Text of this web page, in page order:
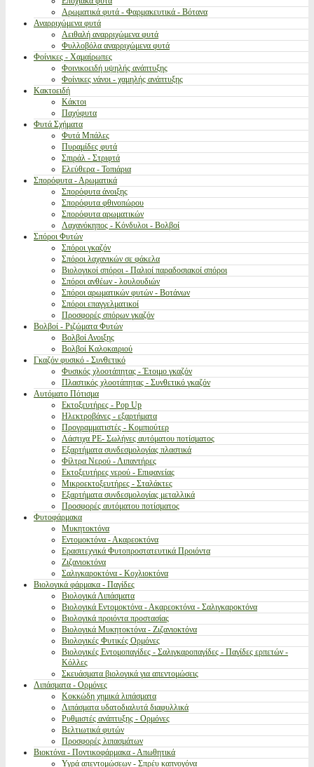
Αρωματικά φυτά - Φαρμακευτικά - Βότανα
Αναρριχώμενα φυτά
Αειθαλή αναρριχώμενα φυτά
Φυλλοβόλα αναρριχώμενα φυτά
Φοίνικες - Χαμαίρωπες
Φοινικοειδή υψηλής ανάπτυξης
Φοίνικες νάνοι - χαμηλής ανάπτυξης
Κακτοειδή
Κάκτοι
Παχύφυτα
Φυτά Σχήματα
Φυτά Μπάλες
Πυραμίδες φυτά
Σπιράλ - Στριφτά
Ελεύθερα - Τοπιάρια
Σπορόφυτα - Αρωματικά
Σπορόφυτα άνοιξης
Σπορόφυτα φθινοπώρου
Σπορόφυτα αρωματικών
Λαχανόκηπος - Κόνδυλοι - Βολβοί
Σπόροι Φυτών
Σπόροι γκαζόν
Σπόροι λαχανικών σε φάκελα
Βιολογικοί σπόροι - Παλιοί παραδοσιακοί σπόροι
Σπόροι ανθέων - λουλουδιών
Σπόροι αρωματικών φυτών - Βοτάνων
Σπόροι επαγγελματικοί
Προσφορές σπόρων γκαζόν
Βολβοί - Ριζώματα Φυτών
Βολβοί Ανοιξης
Βολβοί Καλοκαιριού
Γκαζόν φυσικό - Συνθετικό
Φυσικός χλοοτάπητας - Έτοιμο γκαζόν
Πλαστικός χλοοτάπητας - Συνθετικό γκαζόν
Αυτόματο Πότισμα
Εκτοξευτήρες - Pop Up
Ηλεκτροβάνες - εξαρτήματα
Προγραμματιστές - Κομπιούτερ
Λάστιχα PE- Σωλήνες αυτόματου ποτίσματος
Εξαρτήματα συνδεσμολογίας πλαστικά
Φίλτρα Νερού - Λιπαντήρες
Εκτοξευτήρες νερού - Επιφανείας
Μικροεκτοξευτήρες - Σταλάκτες
Εξαρτήματα συνδεσμολογίας μεταλλικά
Προσφορές αυτόματου ποτίσματος
Φυτοφάρμακα
Μυκητοκτόνα
Εντομοκτόνα - Ακαρεοκτόνα
Ερασιτεχνικά Φυτοπροστατευτικά Προιόντα
Ζιζανιοκτόνα
Σαλιγκαροκτόνα - Κοχλιοκτόνα
Βιολογικά φάρμακα - Παγίδες
Βιολογικά Λιπάσματα
Βιολογικά Εντομοκτόνα - Ακαρεοκτόνα - Σαλιγκαροκτόνα
Βιολογικά προιόντα προστασίας
Βιολογικά Μυκητοκτόνα - Ζιζανιοκτόνα
Βιολογικές Φυτικές Ορμόνες
Βιολογικές Εντομοπαγίδες - Σαλιγκαροπαγίδες - Παγίδες ερπετών -
Κόλλες
Σκευάσματα βιολογικά για απεντομώσεις
Λιπάσματα - Ορμόνες
Κοκκώδη χημικά λιπάσματα
Λιπάσματα υδατοδιαλυτά διαφυλλικά
Ρυθμιστές ανάπτυξης - Ορμόνες
Βελτιωτικά φυτών
Προσφορές λιπασμάτων
Βιοκτόνα - Ποντικοφάρμακα - Απωθητικά
Υγρά απεντομώσεων - Σπρέυ καπνογόνα